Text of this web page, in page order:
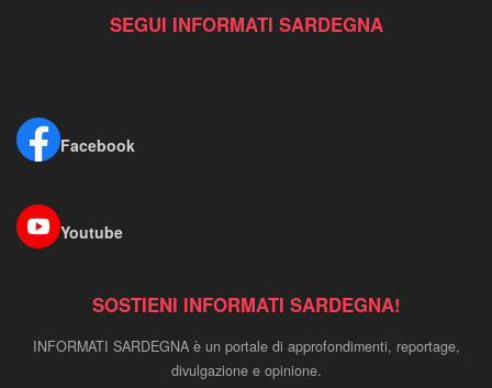
SEGUI INFORMATI SARDEGNA
Facebook
Youtube
SOSTIENI INFORMATI SARDEGNA!
INFORMATI SARDEGNA è un portale di approfondimenti, reportage,
divulgazione e opinione.